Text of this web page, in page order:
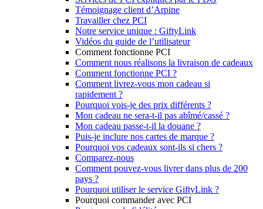
Témoignage client d’Arpine
Travailler chez PCI
Notre service unique : GiftyLink
Vidéos du guide de l’utilisateur
Comment fonctionne PCI
Comment nous réalisons la livraison de cadeaux
Comment fonctionne PCI ?
Comment livrez-vous mon cadeau si
rapidement ?
Pourquoi vois-je des prix différents ?
Mon cadeau ne sera-t-il pas abîmé/cassé ?
Mon cadeau passe-t-il la douane ?
Puis-je inclure nos cartes de marque ?
Pourquoi vos cadeaux sont-ils si chers ?
Comparez-nous
Comment pouvez-vous livrer dans plus de 200
pays ?
Pourquoi utiliser le service GiftyLink ?
Pourquoi commander avec PCI